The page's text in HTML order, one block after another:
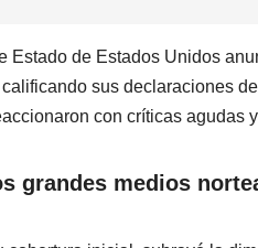
Estado de Estados Unidos
sus declaraciones
con críticas agudas
grandes medios